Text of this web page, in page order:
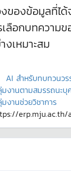
ของข้อมูลที่ได้
อกบทความข
เหมาะสม
AI สำหรับทบทวนว
งานตามสมรรถนะบุ
งานช่วยวิชาการ
erp.mju.ac.th/